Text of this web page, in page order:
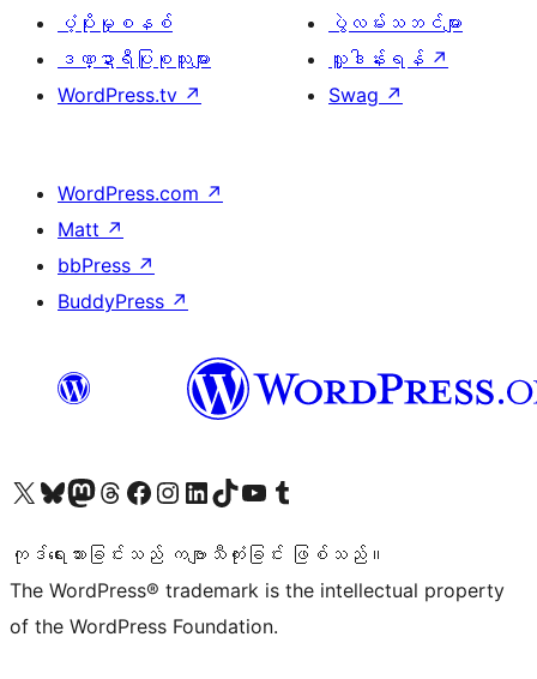
ပံ့ပိုးမှုစနစ်
ဒဏ္ဍာရီပြုစုသူများ
WordPress.tv ↗
ပွဲလမ်းသဘင်များ
လှူဒါန်းရန် ↗
Swag ↗
WordPress.com ↗
Matt ↗
bbPress ↗
BuddyPress ↗
ကျွန်ုပ်တို့၏ X (ယခင် Twitter) အကောင့်သို့ သွားရောက်ကြည့်ရှုပါကျွန်ုပ်တို့၏ Bluesky အကောင့်သို့ ဝင်ရောက်ကြည့်ရှုရန်
ကျွန်ုပ်တို့၏ Mastodon အကောင့်သို့ သွားရောက်ကြည့်ရှုပါကျွန်ုပ်တို့၏ Threads အကောင့်သို့ ဝင်ရောက်ကြည့်ရှုရန်
ကျွန်ုပ်တို့၏ Facebook စာမျက်နှာသို့ သွားရောက်ကြည့်ရှုပါကျွန်ုပ်တို့၏ Instagram အကောင့်သို့ သွားရောက်ကြည့်ရှုပါ ကျွန်ုပ်တို့၏ LinkedIn အကောင့်သို့ သွားရောက်ကြည့်ရှုပါကျွန်ုပ်တို့၏ TikTok အကောင့်သို့ ဝင်ရောက်ကြည့်ရှုရန်
ကျွန်ုပ်တို့၏ YouTube ချန်နယ်သို့ သွားရောက်ကြည့်ရှုပါ ကျွန်ုပ်တို့၏ Tumblr အကောင့်သို့ ဝင်ရောက်ကြည့်ရှုရန်
ကုဒ်ရေးသားခြင်းသည် ကဗျာသီကုံးခြင်း ဖြစ်သည်။
The WordPress® trademark is the intellectual property
of the WordPress Foundation.